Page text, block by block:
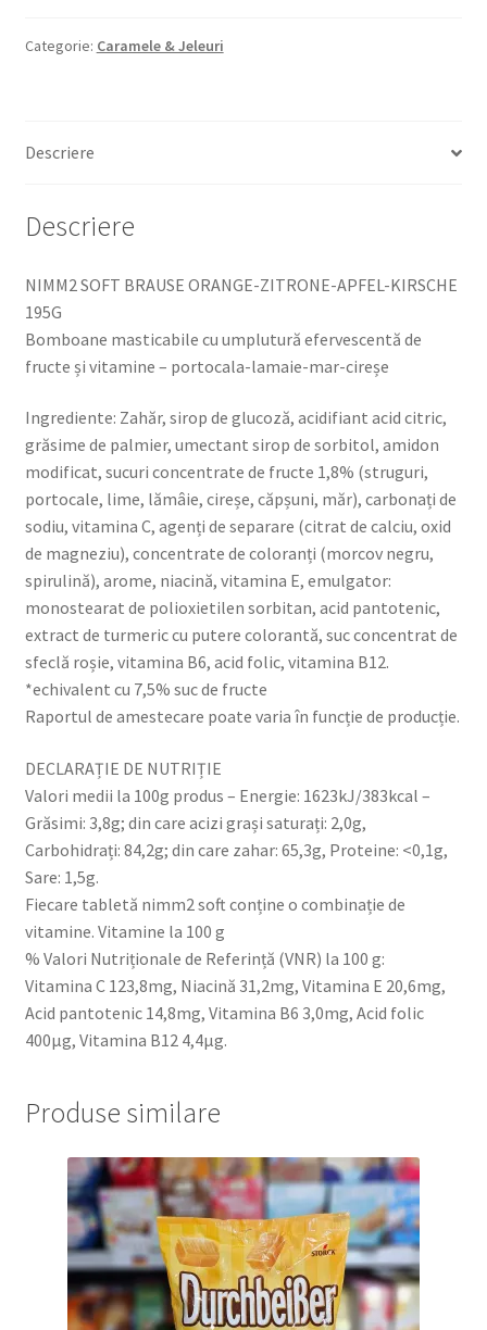
Categorie: Caramele & Jeleuri
Descriere
Descriere
NIMM2 SOFT BRAUSE ORANGE-ZITRONE-APFEL-KIRSCHE
195G
Bomboane masticabile cu umplutură efervescentă de
fructe și vitamine – portocala-lamaie-mar-cireșe
Ingrediente: Zahăr, sirop de glucoză, acidifiant acid citric,
grăsime de palmier, umectant sirop de sorbitol, amidon
modificat, sucuri concentrate de fructe 1,8% (struguri,
portocale, lime, lămâie, cireșe, căpșuni, măr), carbonați de
sodiu, vitamina C, agenți de separare (citrat de calciu, oxid
de magneziu), concentrate de coloranți (morcov negru,
spirulină), arome, niacină, vitamina E, emulgator:
monostearat de polioxietilen sorbitan, acid pantotenic,
extract de turmeric cu putere colorantă, suc concentrat de
sfeclă roșie, vitamina B6, acid folic, vitamina B12.
*echivalent cu 7,5% suc de fructe
Raportul de amestecare poate varia în funcție de producție.
DECLARAȚIE DE NUTRIȚIE
Valori medii la 100g produs – Energie: 1623kJ/383kcal –
Grăsimi: 3,8g; din care acizi grași saturați: 2,0g,
Carbohidrați: 84,2g; din care zahar: 65,3g, Proteine: <0,1g,
Sare: 1,5g.
Fiecare tabletă nimm2 soft conține o combinație de
vitamine. Vitamine la 100 g
% Valori Nutriționale de Referință (VNR) la 100 g:
Vitamina C 123,8mg, Niacină 31,2mg, Vitamina E 20,6mg,
Acid pantotenic 14,8mg, Vitamina B6 3,0mg, Acid folic
400µg, Vitamina B12 4,4µg.
Produse similare